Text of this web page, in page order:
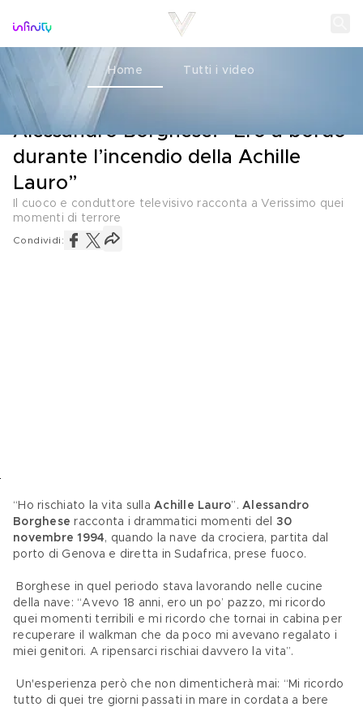
Home Tutti i video
VERISSIMO
Alessandro Borghese: “Ero a bordo
durante l’incendio della Achille
Lauro”
Il cuoco e conduttore televisivo racconta a Verissimo quei
momenti di terrore
Condividi:
“Ho rischiato la vita sulla Achille Lauro”. Alessandro
Borghese racconta i drammatici momenti del 30
novembre 1994, quando la nave da crociera, partita dal
porto di Genova e diretta in Sudafrica, prese fuoco.
della nave: “Avevo 18 anni, ero un po’ pazzo, mi ricordo
quei momenti terribili e mi ricordo che tornai in cabina per
recuperare il walkman che da poco mi avevano regalato i
miei genitori. A ripensarci rischiai davvero la vita”.
Un'esperienza però che non dimenticherà mai: “Mi ricordo
tutto di quei tre giorni passati in mare in cordata a bere